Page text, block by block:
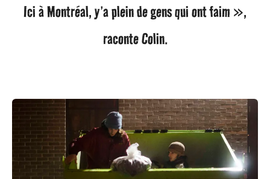
Ici à Montréal, y’a plein de gens qui ont faim »,
raconte Colin.